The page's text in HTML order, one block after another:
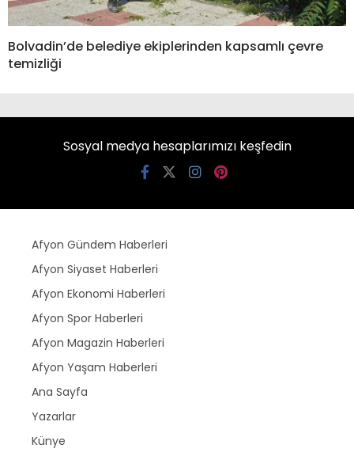
Bolvadin’de belediye ekiplerinden kapsamlı çevre
temizliği
Sosyal medya hesaplarımızı keşfedin
Afyon Gündem Haberleri
Afyon Siyaset Haberleri
Afyon Ekonomi Haberleri
Afyon Spor Haberleri
Afyon Magazin Haberleri
Afyon Yaşam Haberleri
Ana Sayfa
Yazarlar
Künye